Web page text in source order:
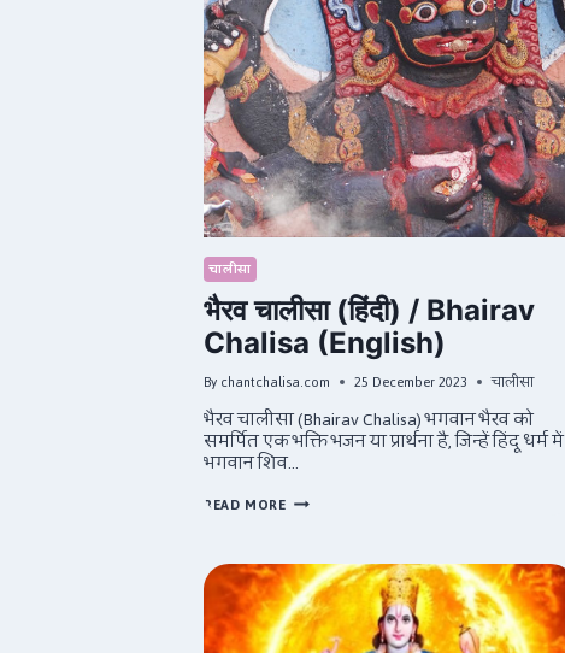
चालीसा
भैरव चालीसा (हिंदी) / Bhairav
Chalisa (English)
Bychantchalisa.com 25 December 2023 चालीसा
भैरव चालीसा (Bhairav Chalisa) भगवान भैरव को
समर्पित एक भक्ति भजन या प्रार्थना है, जिन्हें हिंदू धर्म में
भगवान शिव…
READ MOREभैरव
चालीसा
BHAIRAV
CHALISA
(ENGLISH)